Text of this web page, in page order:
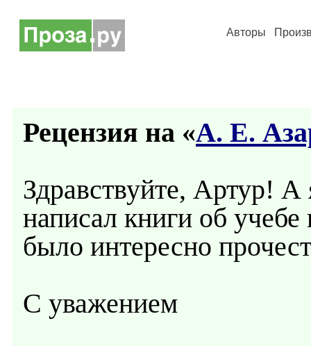
Авторы
Рецензия на «А. Е.
Здравствуйте, Артур! А
написал книги об
было интересно
С уважением